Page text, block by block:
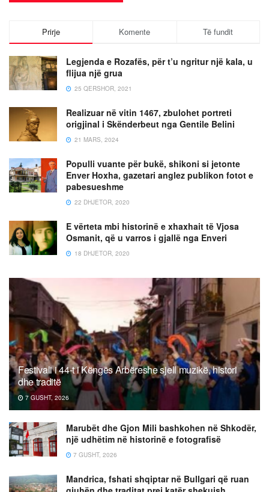
Prirje Komente Të fundit
Legjenda e Rozafës, për t’u ngritur një kala, u
flijua një grua
25 QERSHOR, 2021
Realizuar në vitin 1467, zbulohet portreti
origjinal i Skënderbeut nga Gentile Belini
21 MARS, 2024
Populli vuante për bukë, shikoni si jetonte
Enver Hoxha, gazetari anglez publikon fotot e
pabesueshme
22 DHJETOR, 2020
E vërteta mbi historinë e xhaxhait të Vjosa
Osmanit, që u varros i gjallë nga Enveri
18 DHJETOR, 2020
Festivali i 44-t i Këngës Arbëreshe sjell muzikë, histori
dhe traditë
7 GUSHT, 2026
Marubët dhe Gjon Mili bashkohen në Shkodër,
një udhëtim në historinë e fotografisë
7 GUSHT, 2026
Mandrica, fshati shqiptar në Bullgari që ruan